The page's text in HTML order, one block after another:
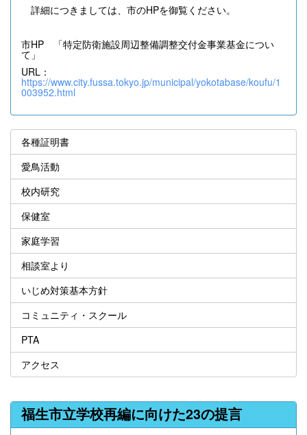
詳細につきましては、市のHPを御覧ください。
市HP 「特定防衛施設周辺整備調整交付金事業基金につい
て」
URL：
https://www.city.fussa.tokyo.jp/municipal/yokotabase/koufu/1
003952.html
各種証明書
愛鳥活動
校内研究
保健室
家庭学習
相談室より
いじめ対策基本方針
コミュニティ・スクール
PTA
アクセス
福生市立学校再編に向けた23の提言